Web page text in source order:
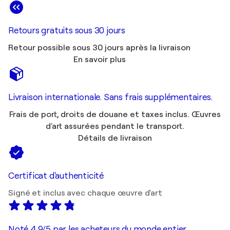
Retours gratuits sous 30 jours
Retour possible sous 30 jours après la livraison
En savoir plus
Livraison internationale. Sans frais supplémentaires.
Frais de port, droits de douane et taxes inclus. Œuvres
d'art assurées pendant le transport.
Détails de livraison
Certificat d'authenticité
Signé et inclus avec chaque œuvre d'art